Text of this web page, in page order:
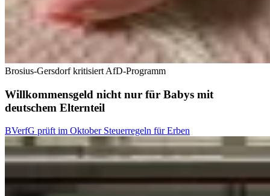
Brosius-Gersdorf kritisiert AfD-Programm
Willkommensgeld nicht nur für Babys mit
deutschem Elternteil
BVerfG prüft im Oktober Steuerregeln für Erben